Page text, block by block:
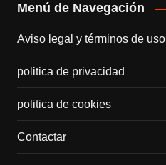
Menú de Navegación
Aviso legal y términos de uso
politica de privacidad
politica de cookies
Contactar